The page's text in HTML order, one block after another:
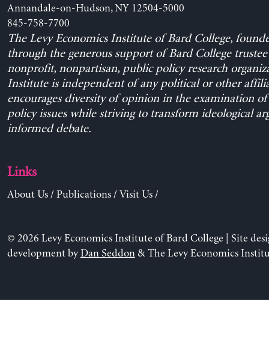
Annandale-on-Hudson, NY 12504-5000
845-758-7700
The Levy Economics Institute of Bard College,
through the generous support of Bard College trustee
nonprofit, nonpartisan, public policy research
Institute is independent of any political or other
encourages diversity of opinion in the examination
policy issues while striving to transform ideological
informed debate.
Links
About Us/ Publications/ Visit Us/
© 2026 Levy Economics Institute of Bard College | Site
development byDan Seddon& The Levy Economics